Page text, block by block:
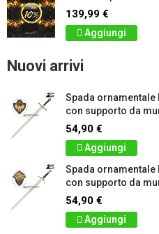
139,99 €
Aggiungi
Nuovi arrivi
Spada
con supporto da
54,90 €
Aggiungi
Spada
con supporto da
54,90 €
Aggiungi